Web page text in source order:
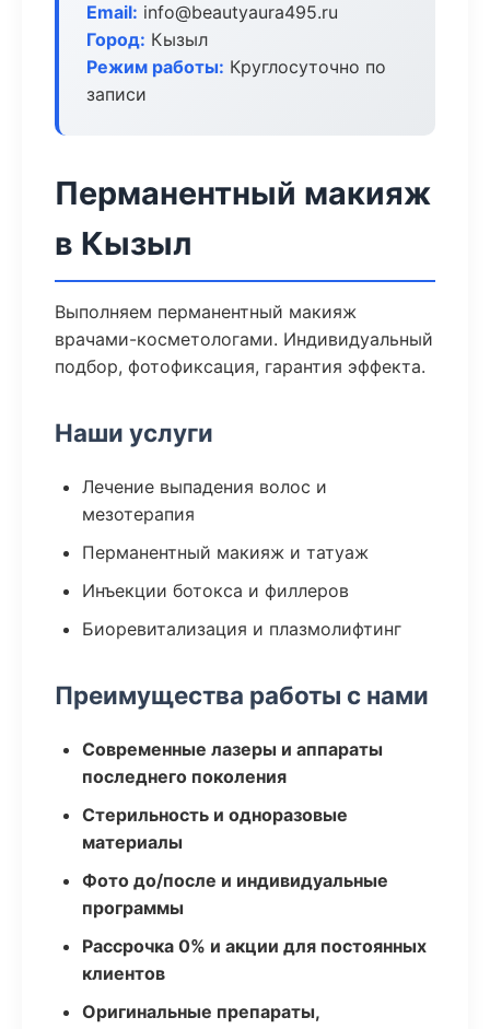
Email: info@beautyaura495.ru
Город: Кызыл
Режим работы: Круглосуточно по
записи
Перманентный макияж
в Кызыл
Выполняем перманентный макияж
врачами-косметологами. Индивидуальный
подбор, фотофиксация, гарантия эффекта.
Наши услуги
Лечение выпадения волос и
мезотерапия
Перманентный макияж и татуаж
Инъекции ботокса и филлеров
Биоревитализация и плазмолифтинг
Преимущества работы с нами
Современные лазеры и аппараты
последнего поколения
Стерильность и одноразовые
материалы
Фото до/после и индивидуальные
программы
Рассрочка 0% и акции для постоянных
клиентов
Оригинальные препараты,